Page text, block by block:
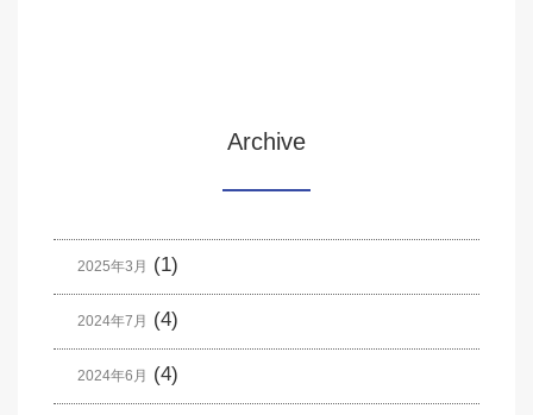
Archive
2025年3月 (1)
2024年7月 (4)
2024年6月 (4)